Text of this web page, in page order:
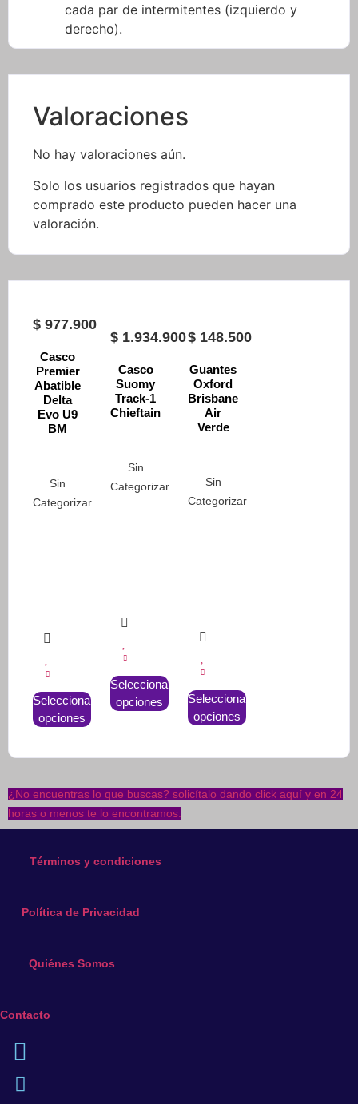
cada par de intermitentes (izquierdo y
derecho).
Valoraciones
No hay valoraciones aún.
Solo los usuarios registrados que hayan
comprado este producto pueden hacer una
valoración.
$ 977.900
Casco
Premier
Abatible
Delta
Evo U9
BM
Sin
Categorizar
Seleccionar
opciones
Este
producto
tiene
Las
opciones
se
elegir
página
$ 1.934.900
Casco
Suomy
Track-1
Chieftain
Sin
Categorizar
Seleccionar
opciones
producto
tiene
múltiples
opciones
se
pueden
$ 148.500
Guantes
Oxford
Brisbane
Air
Verde
Sin
Categorizar
Seleccionar
opciones
producto
tiene
opciones
¿No encuentras lo que buscas? solicítalo dando click aquí y en 24
horas o menos te lo encontramos.
Términos y condiciones
Política de Privacidad
Quiénes Somos
Contacto